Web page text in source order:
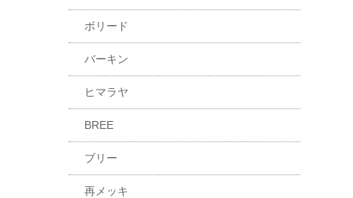
ボリード
バーキン
ヒマラヤ
BREE
ブリー
再メッキ